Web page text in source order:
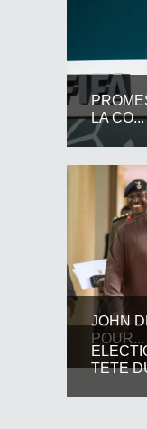
LA CO...
JOHN
POUR...
TETE